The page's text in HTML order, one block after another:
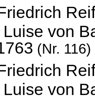
von
(Nr. 116)
von